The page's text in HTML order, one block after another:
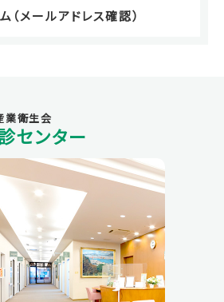
（メールアドレス確認）
業衛生会
センター